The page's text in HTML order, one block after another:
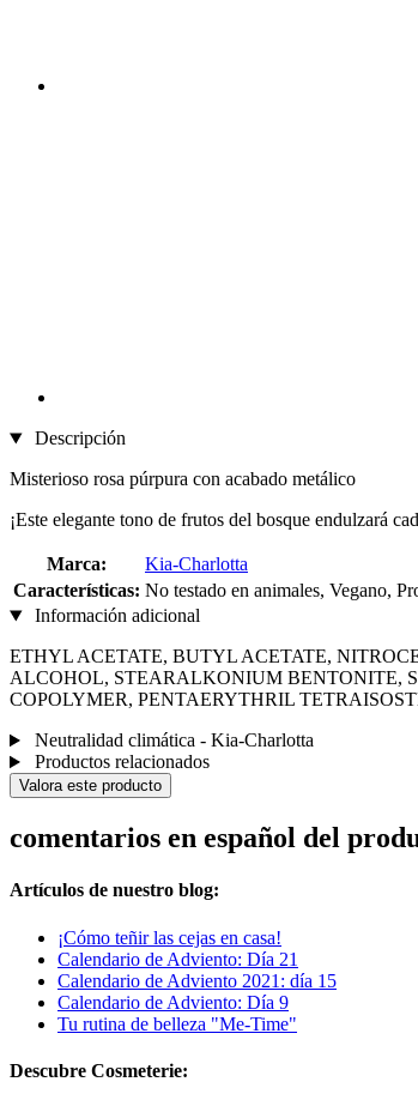
Descripción
Misterioso rosa púrpura con acabado metálico
¡Este elegante tono de frutos del bosque endulzará
Marca:
Kia-Charlotta
Características: No testado en animales, Vegano,
Información adicional
ETHYL ACETATE, BUTYL ACETATE,
ALCOHOL, STEARALKONIUM BENTONITE,
COPOLYMER, PENTAERYTHRIL
Neutralidad climática - Kia-Charlotta
Productos relacionados
Valora este producto
comentarios en español del
Artículos de nuestro blog:
¡Cómo teñir las cejas en casa!
Calendario de Adviento: Día 21
Calendario de Adviento 2021: día 15
Calendario de Adviento: Día 9
Tu rutina de belleza "Me-Time"
Descubre Cosmeterie: